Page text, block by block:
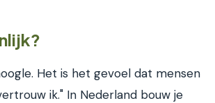
Het is het gevoel dat mensen
ik." In Nederland bouw je